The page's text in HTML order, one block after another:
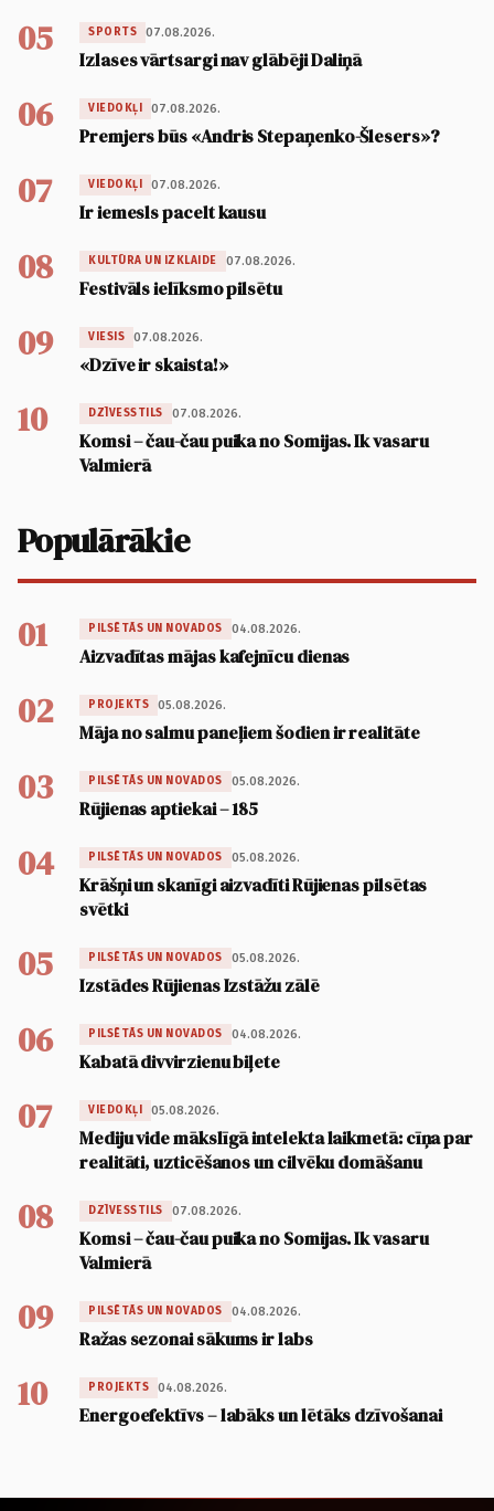
05 SPORTS 07.08.2026.
Izlases vārtsargi nav glābēji Daliņā
06 VIEDOKĻI 07.08.2026.
Premjers būs «Andris Stepaņenko-Šlesers»?
07 VIEDOKĻI 07.08.2026.
Ir iemesls pacelt kausu
08 KULTŪRA UN IZKLAIDE 07.08.2026.
Festivāls ielīksmo pilsētu
09 VIESIS 07.08.2026.
«Dzīve ir skaista!»
10 DZĪVESSTILS 07.08.2026.
Komsi – čau-čau puika no Somijas. Ik vasaru
Valmierā
Populārākie
01 PILSĒTĀS UN NOVADOS 04.08.2026.
Aizvadītas mājas kafejnīcu dienas
02 PROJEKTS 05.08.2026.
Māja no salmu paneļiem šodien ir realitāte
03 PILSĒTĀS UN NOVADOS 05.08.2026.
Rūjienas aptiekai – 185
04 PILSĒTĀS UN NOVADOS 05.08.2026.
Krāšņi un skanīgi aizvadīti Rūjienas pilsētas
svētki
05 PILSĒTĀS UN NOVADOS 05.08.2026.
Izstādes Rūjienas Izstāžu zālē
06 PILSĒTĀS UN NOVADOS 04.08.2026.
Kabatā divvirzienu biļete
07 VIEDOKĻI 05.08.2026.
Mediju vide mākslīgā intelekta laikmetā: cīņa par
realitāti, uzticēšanos un cilvēku domāšanu
08 DZĪVESSTILS 07.08.2026.
Komsi – čau-čau puika no Somijas. Ik vasaru
Valmierā
09 PILSĒTĀS UN NOVADOS 04.08.2026.
Ražas sezonai sākums ir labs
10 PROJEKTS 04.08.2026.
Energoefektīvs – labāks un lētāks dzīvošanai